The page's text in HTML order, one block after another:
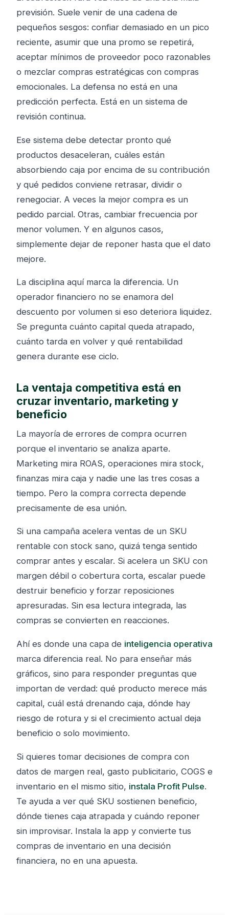
previsión. Suele venir de una cadena de
pequeños sesgos: confiar demasiado en un pico
reciente, asumir que una promo se repetirá,
aceptar mínimos de proveedor poco razonables
o mezclar compras estratégicas con compras
emocionales. La defensa no está en una
predicción perfecta. Está en un sistema de
revisión continua.
Ese sistema debe detectar pronto qué
productos desaceleran, cuáles están
absorbiendo caja por encima de su contribución
y qué pedidos conviene retrasar, dividir o
renegociar. A veces la mejor compra es un
pedido parcial. Otras, cambiar frecuencia por
menor volumen. Y en algunos casos,
simplemente dejar de reponer hasta que el dato
mejore.
La disciplina aquí marca la diferencia. Un
operador financiero no se enamora del
descuento por volumen si eso deteriora liquidez.
Se pregunta cuánto capital queda atrapado,
cuánto tarda en volver y qué rentabilidad
genera durante ese ciclo.
La ventaja competitiva está en
cruzar inventario, marketing y
beneficio
La mayoría de errores de compra ocurren
porque el inventario se analiza aparte.
Marketing mira ROAS, operaciones mira stock,
finanzas mira caja y nadie une las tres cosas a
tiempo. Pero la compra correcta depende
precisamente de esa unión.
Si una campaña acelera ventas de un SKU
rentable con stock sano, quizá tenga sentido
comprar antes y escalar. Si acelera un SKU con
margen débil o cobertura corta, escalar puede
destruir beneficio y forzar reposiciones
apresuradas. Sin esa lectura integrada, las
compras se convierten en reacciones.
Ahí es donde una capa de inteligencia operativa
marca diferencia real. No para enseñar más
gráficos, sino para responder preguntas que
importan de verdad: qué producto merece más
capital, cuál está drenando caja, dónde hay
riesgo de rotura y si el crecimiento actual deja
beneficio o solo movimiento.
Si quieres tomar decisiones de compra con
datos de margen real, gasto publicitario, COGS e
inventario en el mismo sitio, instala Profit Pulse.
Te ayuda a ver qué SKU sostienen beneficio,
dónde tienes caja atrapada y cuándo reponer
sin improvisar. Instala la app y convierte tus
compras de inventario en una decisión
financiera, no en una apuesta.